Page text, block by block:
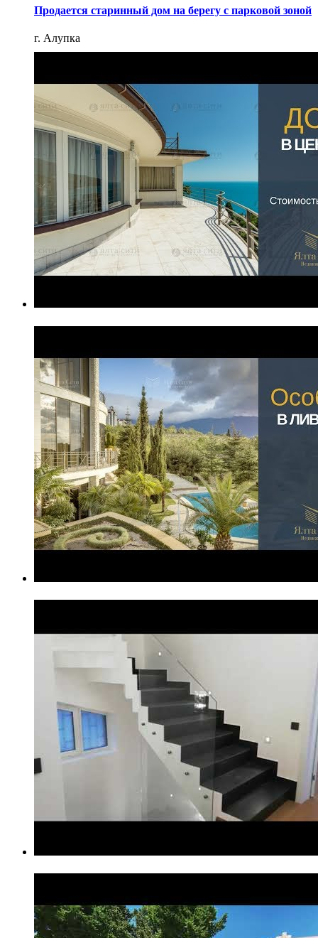
Продается старинный дом на берегу с парковой зоной
г. Алупка